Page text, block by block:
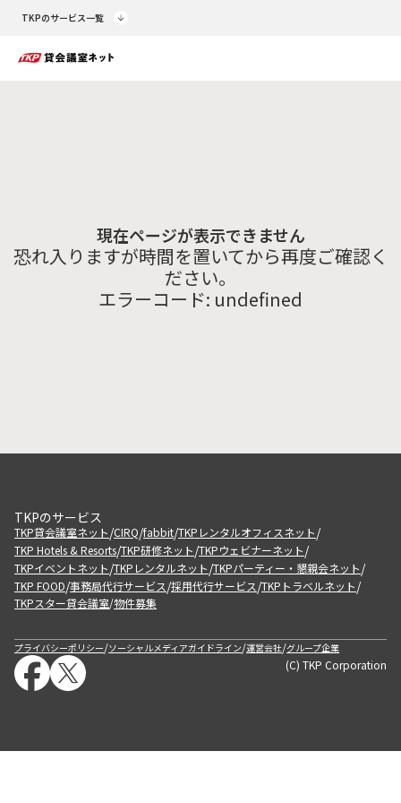
TKPのサービス一覧
現在ページが表示できません
恐れ入りますが時間を置いてから再度ご確認く
ださい。
エラーコード: undefined
TKPのサービス
TKP貸会議室ネット/CIRQ/fabbit/TKPレンタルオフィスネット/
TKP Hotels & Resorts/TKP研修ネット/TKPウェビナーネット/
TKPイベントネット/TKPレンタルネット/TKPパーティー・懇親会ネット/
TKP FOOD/事務局代行サービス/採用代行サービス/TKPトラベルネット/
TKPスター貸会議室/物件募集
プライバシーポリシー/ソーシャルメディアガイドライン/運営会社/グループ企業
(C) TKP Corporation